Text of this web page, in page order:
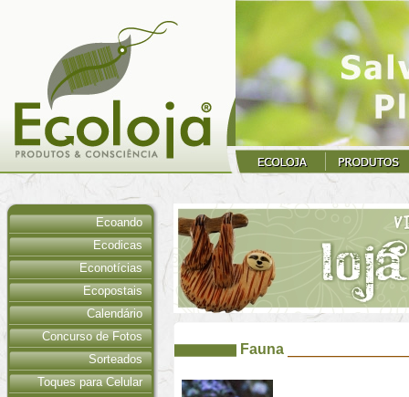
Ecoando
Ecodicas
Econotícias
Ecopostais
Calendário
Concurso de Fotos
Sorteados
Toques para Celular
Fauna